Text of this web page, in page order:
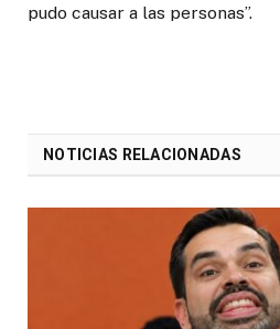
pudo causar a las personas”.
NOTICIAS RELACIONADAS